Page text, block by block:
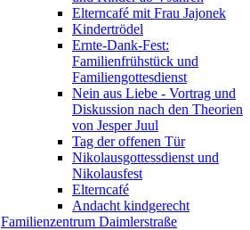
Elterncafé mit Frau Jajonek
Kindertrödel
Ernte-Dank-Fest:
Familienfrühstück und
Familiengottesdienst
Nein aus Liebe - Vortrag und
Diskussion nach den Theorien
von Jesper Juul
Tag der offenen Tür
Nikolausgottessdienst und
Nikolausfest
Elterncafé
Andacht kindgerecht
Familienzentrum Daimlerstraße